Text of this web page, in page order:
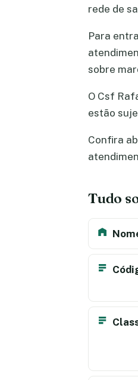
rede de
Para
sobre
O Csf
estão
Confira
Tudo